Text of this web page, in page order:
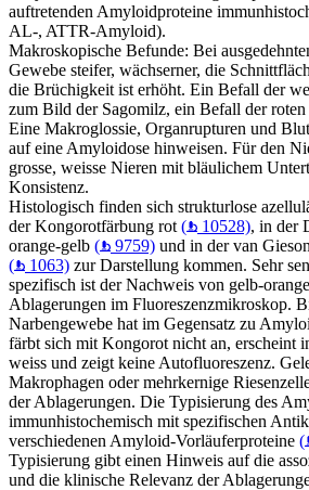
auftretenden Amyloidproteine
AL-, ATTR-Amyloid).
Makroskopische Befunde: Bei
Gewebe steifer, wächserner, die
die Brüchigkeit ist erhöht. Ein Befall der
zum Bild der Sagomilz, ein Befall der
Eine Makroglossie, Organrupturen und
auf eine Amyloidose hinweisen. Für den
grosse, weisse Nieren mit bläulichem
Konsistenz.
Histologisch finden sich strukturlose
der Kongorotfärbung rot ( 10528), in der
orange-gelb ( 9759) und in der van
(
1063) zur Darstellung kommen. Sehr
spezifisch ist der Nachweis von gelb-
Ablagerungen im Fluoreszenzmikroskop.
Narbengewebe hat im Gegensatz zu
färbt sich mit Kongorot nicht an, erscheint
weiss und zeigt keine Autofluoreszenz.
Makrophagen oder mehrkernige
der Ablagerungen. Die Typisierung des
immunhistochemisch mit spezifischen
verschiedenen Amyloid-Vorläuferproteine (
Typisierung gibt einen Hinweis auf die
und die klinische Relevanz der